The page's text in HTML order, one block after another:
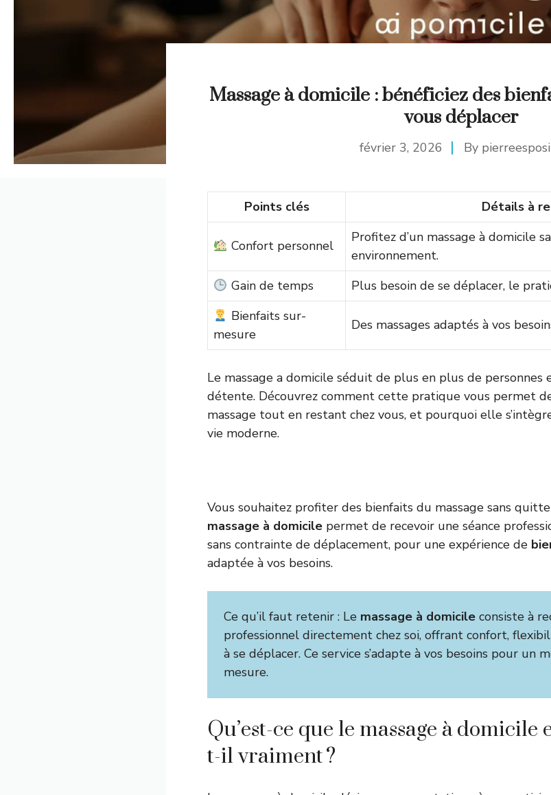
Massage à domicile : bénéficiez des
vous déplacer
février 3, 2026 By
Points clés Détails à
Confort personnel
Profitez d’un massage à domicile
environnement.
Gain de temps
Plus besoin de se déplacer, le
Bienfaits sur-
mesure
Des massages adaptés à vos
Le massage a domicile séduit de plus en plus de
détente. Découvrez comment cette pratique vous permet
massage tout en restant chez vous, et pourquoi elle
vie moderne.
Vous souhaitez profiter des bienfaits du massage sans
massage à domicile permet de recevoir une séance
sans contrainte de déplacement, pour une expérience de
adaptée à vos besoins.
Ce qu’il faut retenir : Le massage à domicile consiste à
professionnel directement chez soi, offrant confort,
à se déplacer. Ce service s’adapte à vos besoins pour un
mesure.
Qu’est-ce que le massage à domicile
t-il vraiment ?